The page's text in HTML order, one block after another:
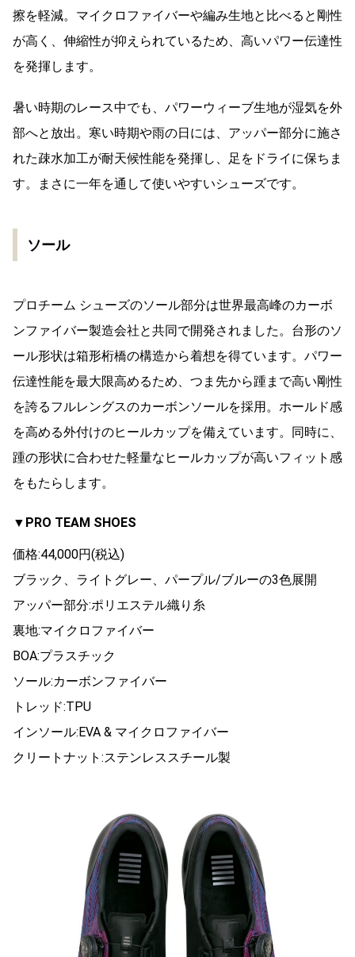
擦を軽減。マイクロファイバーや編み生地と比べると剛性
が高く、伸縮性が抑えられているため、高いパワー伝達性
を発揮します。
暑い時期のレース中でも、パワーウィーブ生地が湿気を外
部へと放出。寒い時期や雨の日には、アッパー部分に施さ
れた疎水加工が耐天候性能を発揮し、足をドライに保ちま
す。まさに一年を通して使いやすいシューズです。
ソール
プロチーム シューズのソール部分は世界最高峰のカーボ
ンファイバー製造会社と共同で開発されました。台形のソ
ール形状は箱形桁橋の構造から着想を得ています。パワー
伝達性能を最大限高めるため、つま先から踵まで高い剛性
を誇るフルレングスのカーボンソールを採用。ホールド感
を高める外付けのヒールカップを備えています。同時に、
踵の形状に合わせた軽量なヒールカップが高いフィット感
をもたらします。
▼PRO TEAM SHOES
価格:44,000円(税込)
ブラック、ライトグレー、パープル/ブルーの3色展開
アッパー部分:ポリエステル織り糸
裏地:マイクロファイバー
BOA:プラスチック
ソール:カーボンファイバー
トレッド:TPU
インソール:EVA & マイクロファイバー
クリートナット:ステンレススチール製